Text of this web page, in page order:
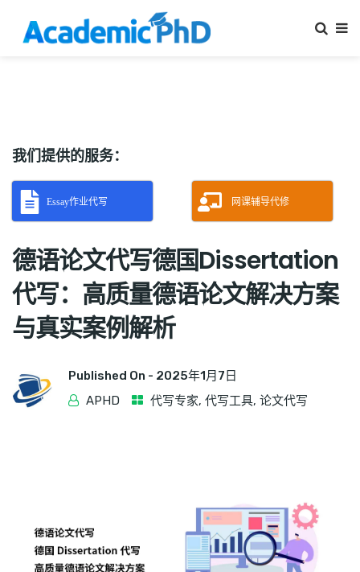
我们提供的服务：
Essay作业代写 网课辅导代修
德语论文代写德国Dissertation
代写：高质量德语论文解决方案
与真实案例解析
Published On - 2025年1月7日
APHD
代写专家, 代写工具, 论文代写